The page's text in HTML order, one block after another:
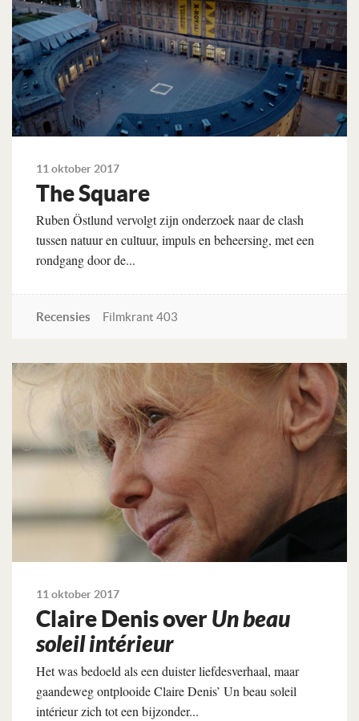
11 oktober 2017
The Square
Ruben Östlund vervolgt zijn onderzoek naar de clash
tussen natuur en cultuur, impuls en beheersing, met een
rondgang door de...
Recensies Filmkrant 403
Lees verder
11 oktober 2017
Claire Denis overUn beau
soleil intérieur
Het was bedoeld als een duister liefdesverhaal, maar
gaandeweg ontplooide Claire Denis’ Un beau soleil
intérieur zich tot een bijzonder...